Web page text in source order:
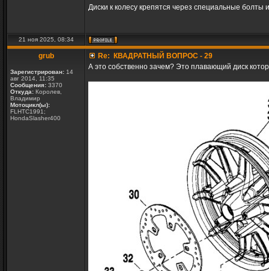
Диски к колесу крепятся через специальные болты
21 ноя 2025, 08:34
grub
Зарегистрирован: 14
авг 2014, 11:35
Сообщения: 3370
Откуда: Королев,
Владимир
Мотоцикл(ы):
FLHTC1991;
HondaSlasher400
Re: КВАДРАТНЫЙ ВОПРОС - 29
А это собственно зачем? Это плавающий диск